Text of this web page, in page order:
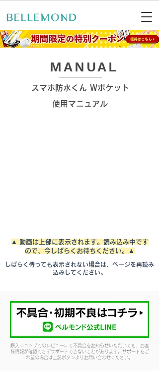
​MANUAL
スマホ防水くん Wポケット
使用マニュアル
▲ 動画は上部に表示されます。読み込み中です
ので、今しばらくお待ちください。▲
しばらく待っても表示されない場合は、ページを再読み
込みしてください。
購入ショップでのレビューにて不具合をお知らせいただいても、お客
様情報が確認できずサポートできないことがあります。サポートをご
希望の場合は上記ボタンよりお問い合わせください。